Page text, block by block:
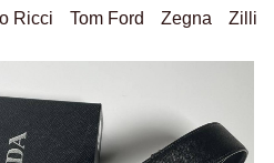
Ricci Tom Ford Zegna Zilli